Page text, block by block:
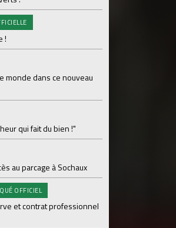
!
monde dans ce nouveau
qui fait du bien !"
au parcage à Sochaux
OFFICIEL
et contrat professionnel